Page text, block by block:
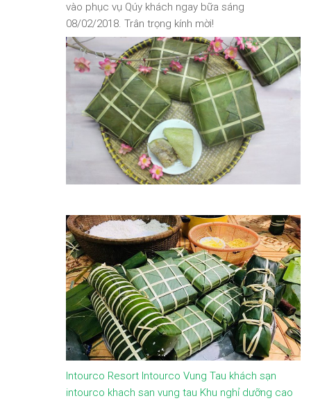
vào phục vụ Qúy khách ngay bữa sáng
08/02/2018. Trân trọng kính mời!
Intourco Resort Intourco Vung Tau khách sạn
intourco khach san vung tau Khu nghỉ dưỡng cao